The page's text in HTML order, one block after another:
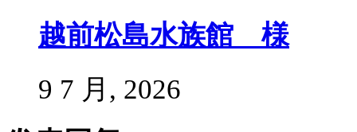
越前松島水族館 様
9 7 月, 2026